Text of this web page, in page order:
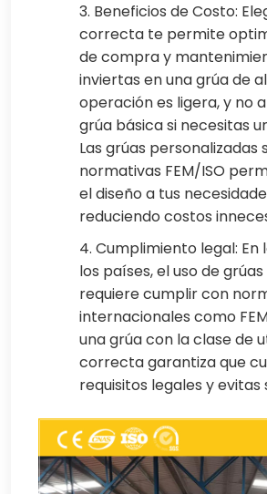
3. Beneficios de Costo:
correcta te permite
de compra y
inviertas en una grúa de
operación es ligera, y no
grúa básica si necesitas
Las grúas personalizadas
normativas FEM/ISO
el diseño a tus
reduciendo costos
4. Cumplimiento legal:
los países, el uso de
requiere cumplir con
internacionales como
una grúa con la clase de
correcta garantiza que
requisitos legales y evitas